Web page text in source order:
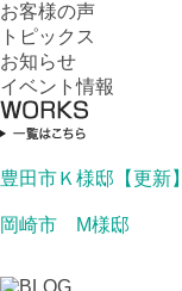
お客様の声
トピックス
お知らせ
イベント情報
豊田市Ｋ様邸【更新】
岡崎市 M様邸